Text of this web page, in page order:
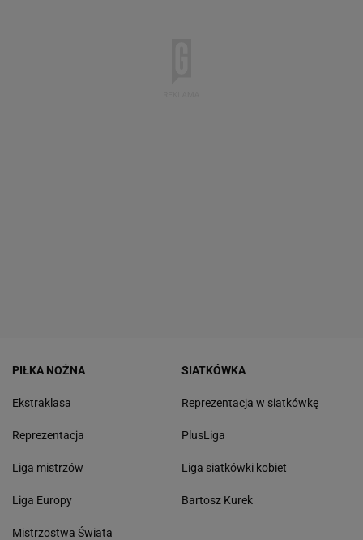
PIŁKA NOŻNA
Ekstraklasa
Reprezentacja
Liga mistrzów
Liga Europy
Mistrzostwa Świata
SIATKÓWKA
Reprezentacja w siatkówkę
PlusLiga
Liga siatkówki kobiet
Bartosz Kurek